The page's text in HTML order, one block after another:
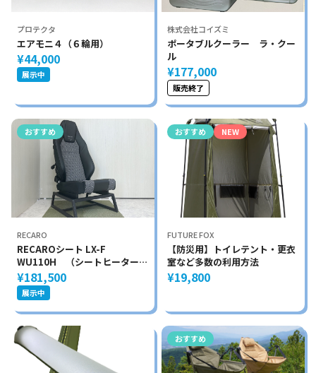
プロテクタ
エアモニ４（６輪用）
¥44,000
展示中
株式会社コイズミ
ポータブルクーラー ラ・クー
ル
¥177,000
販売終了
おすすめ
RECARO
RECAROシート LX-F
WU110H （シートヒーター付
き）・アームレスト取付可能
¥181,500
展示中
おすすめ NEW
FUTURE FOX
【防災用】トイレテント・更衣
室など多数の利用方法
¥19,800
おすすめ